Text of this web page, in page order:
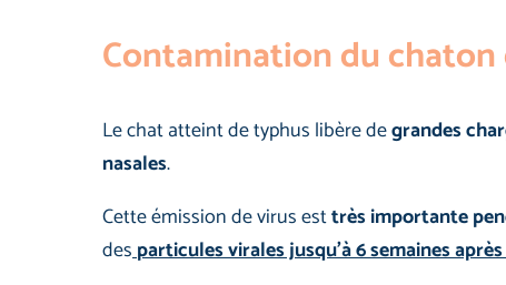
Contamination du
Le chat atteint de typhus libère degrandes
nasales.
Cette émission de virus esttrès importante
des particules virales jusqu’à 6 semaines